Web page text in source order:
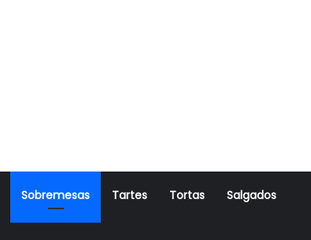
Sobremesas Tartes Tortas Salgados